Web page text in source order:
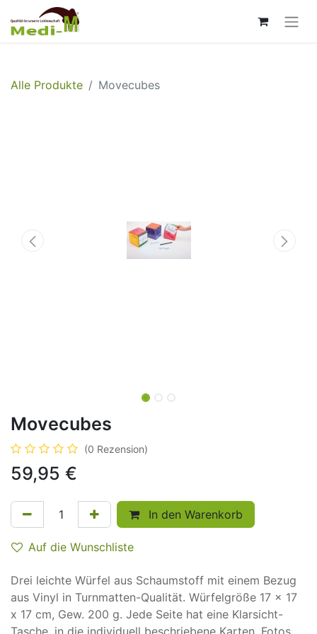
Alle Produkte Movecubes
Movecubes
(0 Rezension)
59,95 €
In den Warenkorb
Auf die Wunschliste
Drei leichte Würfel aus Schaumstoff mit einem Bezug
aus Vinyl in Turnmatten-Qualität. Würfelgröße 17 x 17
x 17 cm, Gew. 200 g. Jede Seite hat eine Klarsicht-
Tasche, in die individuell beschriebene Karten, Fotos